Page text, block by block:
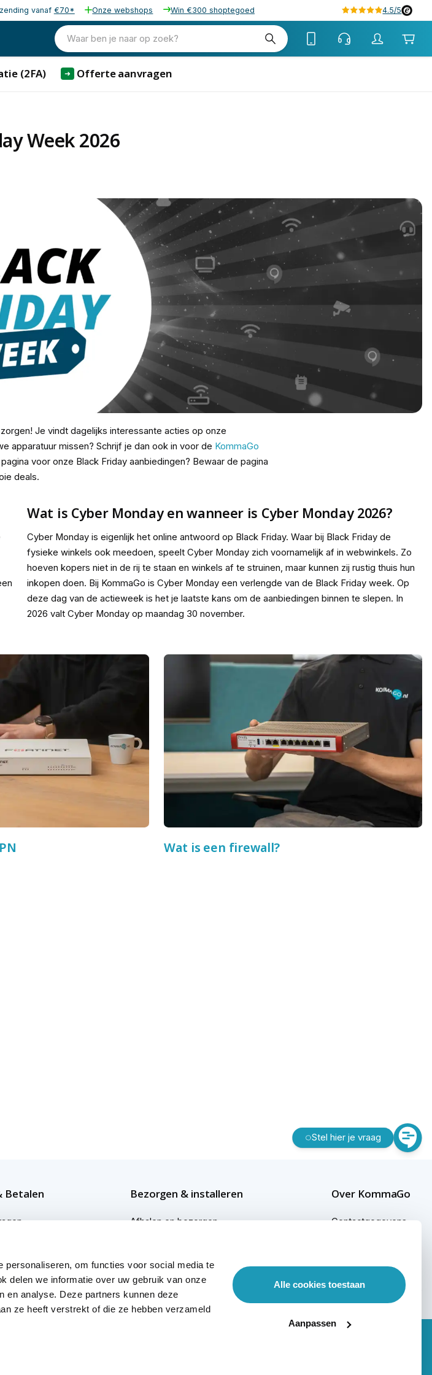
personaliseren, om functies voor social media te
delen we informatie over uw gebruik van onze
en analyse. Deze partners kunnen deze
ze heeft verstrekt of die ze hebben verzameld
Alle cookies toestaan
Aanpassen
vanaf €70* Onze webshops Win €300 shoptegoed 4.5/5
Waar ben je naar op zoek?
(2FA) ➜ Offerte aanvragen
Week 2026
Je vindt dagelijks interessante acties op onze
apparatuur missen? Schrijf je dan ook in voor de KommaGo
voor onze Black Friday aanbiedingen? Bewaar de pagina
deals.
Wat is Cyber Monday en wanneer is Cyber Monday 2026?
Cyber Monday is eigenlijk het online antwoord op Black Friday. Waar bij Black Friday de
fysieke winkels ook meedoen, speelt Cyber Monday zich voornamelijk af in webwinkels. Zo
hoeven kopers niet in de rij te staan en winkels af te struinen, maar kunnen zij rustig thuis hun
inkopen doen. Bij KommaGo is Cyber Monday een verlengde van de Black Friday week. Op
deze dag van de actieweek is het je laatste kans om de aanbiedingen binnen te slepen. In
2026 valt Cyber Monday op maandag 30 november.
Wat is een firewall?
Stel hier je vraag
Betalen Bezorgen & installeren
Afhalen en bezorgen
Bezorginformatie
Professional services
Over KommaGo
Contactgegevens
KommaGo duurzaam
Werken bij KommaGo